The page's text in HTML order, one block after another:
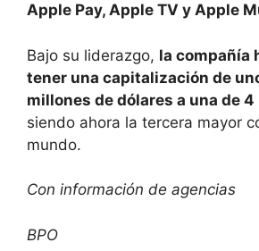
Apple Pay, Apple TV y Apple
Bajo su liderazgo, la compañía
tener una capitalización de
millones de dólares a una de
siendo ahora la tercera mayor
mundo.
Con información de agencias
BPO